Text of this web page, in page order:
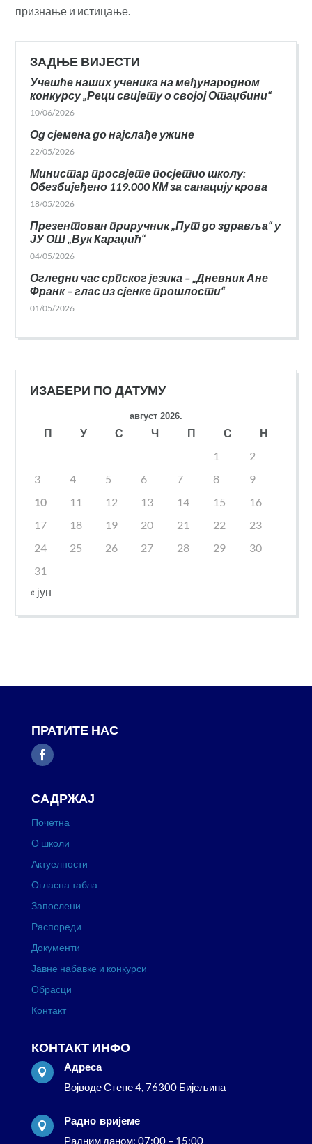
признање и истицање.
ЗАДЊЕ ВИЈЕСТИ
Учешће наших ученика на међународном
конкурсу „Реци свијету о својој Отаџбини“
10/06/2026
Од сјемена до најслађе ужине
22/05/2026
Министар просвјете посјетио школу:
Обезбијеђено 119.000 КМ за санацију крова
18/05/2026
Презентован приручник „Пут до здравља“ у
ЈУ ОШ „Вук Караџић“
04/05/2026
Огледни час српског језика – „Дневник Ане
Франк – глас из сјенке прошлости“
01/05/2026
ИЗАБЕРИ ПО ДАТУМУ
август 2026.
П У С Ч П С
Н
1
2
3
4 5 6 7 8
9
10
11 12 13 14 15
16
17
18 19 20 21 22
23
24
25 26 27 28 29
30
31
« јун
ПРАТИТЕ НАС
САДРЖАЈ
Почетна
О школи
Актуелности
Огласна табла
Запослени
Распореди
Документи
Јавне набавке и конкурси
Обрасци
Контакт
КОНТАКТ ИНФО

Адреса
Војводе Степе 4, 76300 Бијељина

Радно вријеме
Радним даном: 07:00 – 15:00